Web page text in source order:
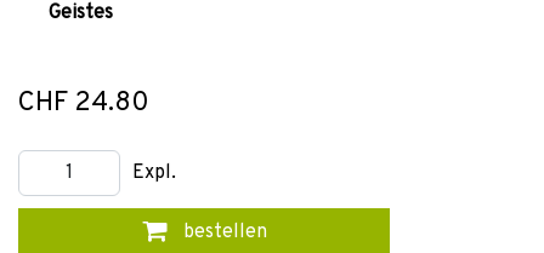
Geistes
CHF 24.80
Expl.
bestellen